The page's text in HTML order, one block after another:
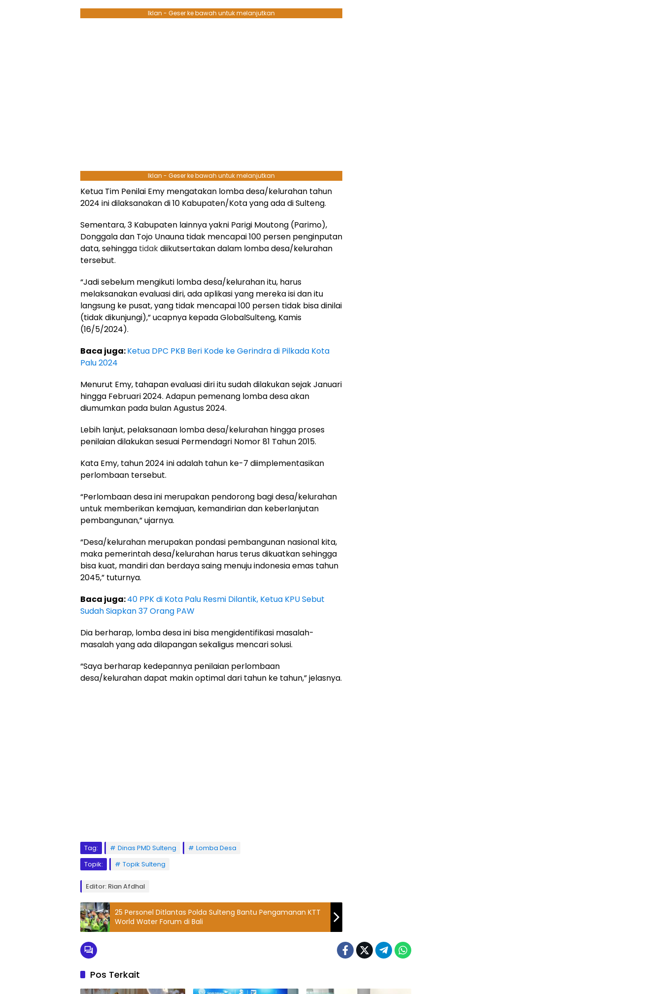
Iklan - Geser ke bawah untuk melanjutkan
Iklan - Geser ke bawah untuk melanjutkan
Ketua Tim Penilai Emy mengatakan lomba desa/kelurahan tahun
2024 ini dilaksanakan di 10 Kabupaten/Kota yang ada di Sulteng.
Sementara, 3 Kabupaten lainnya yakni Parigi Moutong (Parimo),
Donggala dan Tojo Unauna tidak mencapai 100 persen penginputan
data, sehingga tidakdiikutsertakan dalam lomba desa/kelurahan
tersebut.
“Jadi sebelum mengikuti lomba desa/kelurahan itu, harus
melaksanakan evaluasi diri, ada aplikasi yang mereka isi dan itu
langsung ke pusat, yang tidak mencapai 100 persen tidak bisa dinilai
(tidak dikunjungi),” ucapnya kepada GlobalSulteng, Kamis
(16/5/2024).
Baca juga:Ketua DPC PKB Beri Kode ke Gerindra di Pilkada Kota
Palu 2024
Menurut Emy, tahapan evaluasi diri itu sudah dilakukan sejak Januari
hingga Februari 2024. Adapun pemenang lomba desa akan
diumumkan pada bulan Agustus 2024.
Lebih lanjut, pelaksanaan lomba desa/kelurahan hingga proses
penilaian dilakukan sesuai Permendagri Nomor 81 Tahun 2015.
Kata Emy, tahun 2024 ini adalah tahun ke-7 diimplementasikan
perlombaan tersebut.
“Perlombaan desa ini merupakan pendorong bagi desa/kelurahan
untuk memberikan kemajuan, kemandirian dan keberlanjutan
pembangunan,” ujarnya.
“Desa/kelurahan merupakan pondasi pembangunan nasional kita,
maka pemerintah desa/kelurahan harus terus dikuatkan sehingga
bisa kuat, mandiri dan berdaya saing menuju indonesia emas tahun
2045,” tuturnya.
Baca juga:40 PPK di Kota Palu Resmi Dilantik, Ketua KPU Sebut
Sudah Siapkan 37 Orang PAW
Dia berharap, lomba desa ini bisa mengidentifikasi masalah-
masalah yang ada dilapangan sekaligus mencari solusi.
“Saya berharap kedepannya penilaian perlombaan
desa/kelurahan dapat makin optimal dari tahun ke tahun,” jelasnya.
Tag: Dinas PMD Sulteng
Lomba Desa
Topik:
Topik Sulteng
Editor: Rian Afdhal
25 Personel Ditlantas Polda Sulteng Bantu Pengamanan KTT
World Water Forum di Bali
Pos Terkait